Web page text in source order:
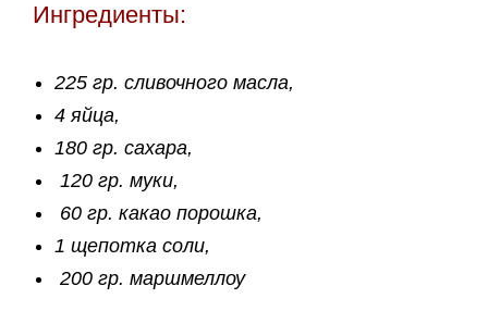
Ингредиенты:
225 гр. сливочного масла,
4 яйца,
180 гр. сахара,
120 гр. муки,
60 гр. какао порошка,
1 щепотка соли,
200 гр. маршмеллоу